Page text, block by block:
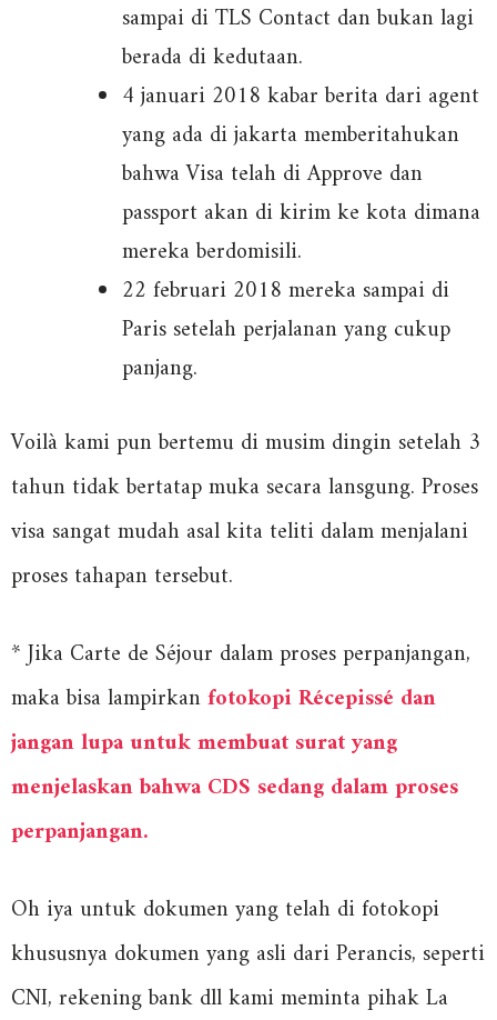
sampai di TLS Contact dan bukan lagi
berada di kedutaan.
4 januari 2018 kabar berita dari agent
yang ada di jakarta memberitahukan
bahwa Visa telah di Approve dan
passport akan di kirim ke kota dimana
mereka berdomisili.
22 februari 2018 mereka sampai di
Paris setelah perjalanan yang cukup
panjang.
Voilà kami pun bertemu di musim dingin setelah 3
tahun tidak bertatap muka secara lansgung. Proses
visa sangat mudah asal kita teliti dalam menjalani
proses tahapan tersebut.
* Jika Carte de Séjour dalam proses perpanjangan,
maka bisa lampirkanfotokopi Récepissé dan
jangan lupa untuk membuat surat yang
menjelaskan bahwa CDS sedang dalam proses
perpanjangan.
Oh iya untuk dokumen yang telah di fotokopi
khususnya dokumen yang asli dari Perancis, seperti
CNI, rekening bank dll kami meminta pihak La